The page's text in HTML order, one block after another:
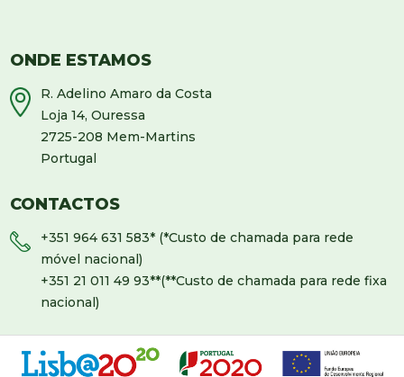
ONDE ESTAMOS
R. Adelino Amaro da Costa
Loja 14, Ouressa
2725-208 Mem-Martins
Portugal
CONTACTOS
+351 964 631 583* (*Custo de chamada para rede
móvel nacional)
+351 21 011 49 93**(**Custo de chamada para rede fixa
nacional)